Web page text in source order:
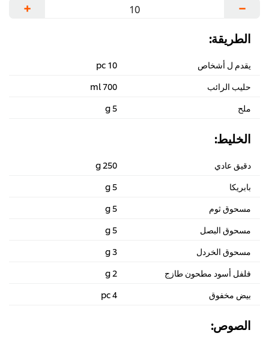
الطريقة:
يقدم ل أشخاص
10 pc
حليب الرائب
700 ml
ملح
الخليط:
دقيق عادي
250 g
بابريكا
مسحوق ثوم
مسحوق البصل
مسحوق الخردل
فلفل أسود مطحون طازج
بيض مخفوق
الصوص: